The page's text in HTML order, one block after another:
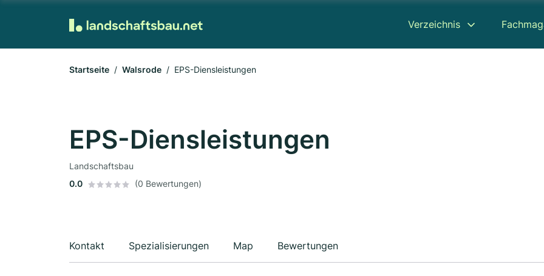
Verzeichnis
Startseite Walsrode EPS-Diensleistungen
EPS-Diensleistungen
Landschaftsbau
0.0
(0 Bewertungen)
Kontakt Spezialisierungen Map Bewertungen